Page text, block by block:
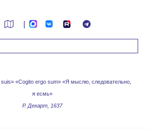
«Cogito ergo sum» «Я мыслю, следовательно,
я есмь»
Р. Декарт, 1637